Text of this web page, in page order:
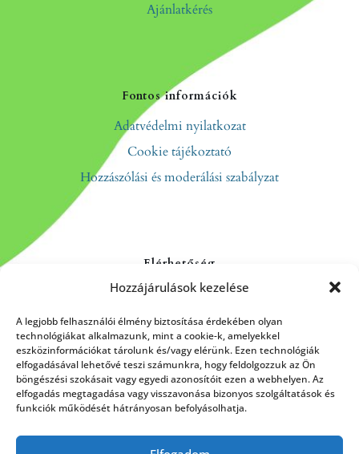
Hozzájárulások kezelése
A legjobb felhasználói élmény biztosítása érdekében olyan
technológiákat alkalmazunk, mint a cookie-k, amelyekkel
eszközinformációkat tárolunk és/vagy elérünk. Ezen technológiák
elfogadásával lehetővé teszi számunkra, hogy feldolgozzuk az Ön
böngészési szokásait vagy egyedi azonosítóit ezen a webhelyen. Az
elfogadás megtagadása vagy visszavonása bizonyos szolgáltatások és
funkciók működését hátrányosan befolyásolhatja.
Ajánlatkérés
Fontos információk
Adatvédelmi nyilatkozat
Cookie tájékoztató
Hozzászólási és moderálási szabályzat
Elérhetőség
Kapcsolat
Rólunk
HÍRLEVÉL FELIRATKOZÁS